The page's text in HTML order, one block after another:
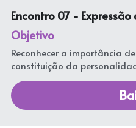
Encontro 07 -
Objetivo
Reconhecer a importância
constituição da